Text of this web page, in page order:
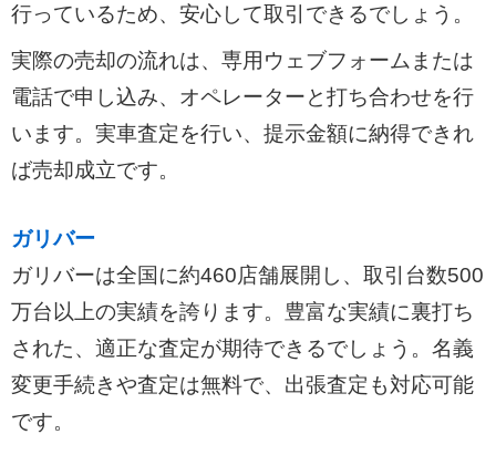
行っているため、安心して取引できるでしょう。
実際の売却の流れは、専用ウェブフォームまたは
電話で申し込み、オペレーターと打ち合わせを行
います。実車査定を行い、提示金額に納得できれ
ば売却成立です。
ガリバー
ガリバーは全国に約460店舗展開し、取引台数500
万台以上の実績を誇ります。豊富な実績に裏打ち
された、適正な査定が期待できるでしょう。名義
変更手続きや査定は無料で、出張査定も対応可能
です。